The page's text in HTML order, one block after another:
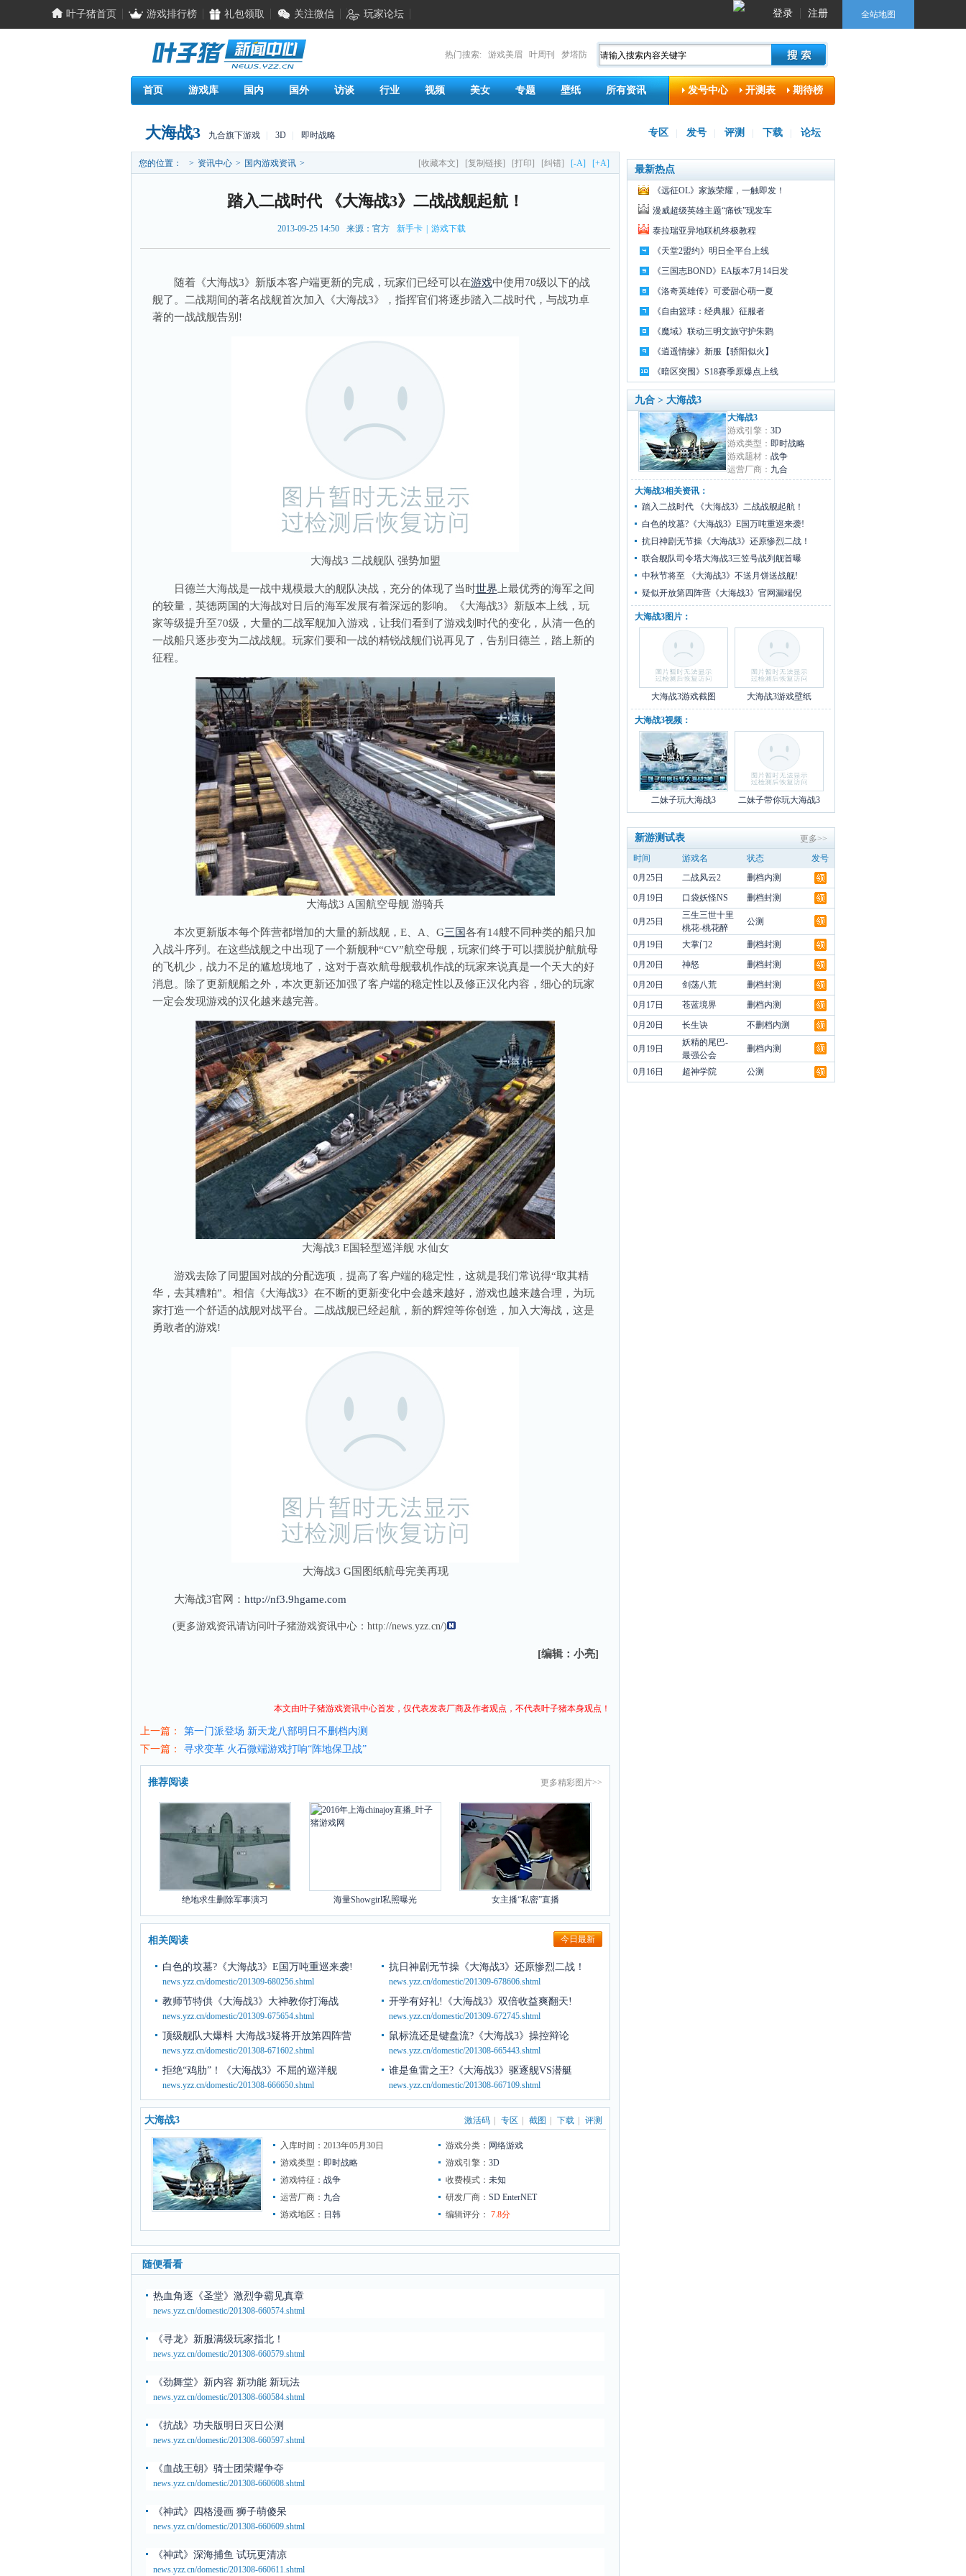
叶子猪首页 游戏排行榜 礼包领取 关注微信 玩家论坛 登录 注册 全站地图
热门搜索: 游戏美眉 叶周刊 梦塔防
首页 游戏库 国内 国外 访谈 行业 视频 美女 专题 壁纸 所有资讯 发号中心 开测表 期待榜
大海战3 九合旗下游戏 3D 即时战略 专区 发号 评测 下载 论坛
您的位置： > 资讯中心 > 国内游戏资讯 > [收藏本文] [复制链接] [打印] [纠错] [-A] [+A]
踏入二战时代 《大海战3》二战战舰起航！
2013-09-25 14:50 来源：官方 新手卡 游戏下载
随着《大海战3》新版本客户端更新的完成，玩家们已经可以在游戏中使用70级以下的战
舰了。二战期间的著名战舰首次加入《大海战3》，指挥官们将逐步踏入二战时代，与战功卓
著的一战战舰告别!
大海战3 二战舰队 强势加盟
日德兰大海战是一战中规模最大的舰队决战，充分的体现了当时世界 上最优秀的海军之间
的较量，英德两国的大海战对日后的海军发展有着深远的影响。《大海战3》新版本上线，玩
家等级提升至70级，大量的二战军舰加入游戏，让我们看到了游戏划时代的变化，从清一色的
一战船只逐步变为二战战舰。玩家们要和一战的精锐战舰们说再见了，告别日德兰，踏上新的
征程。
大海战3 A国航空母舰 游骑兵
本次更新版本每个阵营都增加的大量的新战舰，E、A、G三国各有14艘不同种类的船只加
入战斗序列。在这些战舰之中出现了一个新舰种“CV”航空母舰，玩家们终于可以摆脱护航航母
的飞机少，战力不足的尴尬境地了，这对于喜欢航母舰载机作战的玩家来说真是一个天大的好
消息。除了更新舰船之外，本次更新还加强了客户端的稳定性以及修正汉化内容，细心的玩家
一定会发现游戏的汉化越来越完善。
大海战3 E国轻型巡洋舰 水仙女
游戏去除了同盟国对战的分配选项，提高了客户端的稳定性，这就是我们常说得“取其精
华，去其糟粕”。相信《大海战3》在不断的更新变化中会越来越好，游戏也越来越合理，为玩
家打造一个舒适的战舰对战平台。二战战舰已经起航，新的辉煌等你创造，加入大海战，这是
勇敢者的游戏!
大海战3 G国图纸航母完美再现
大海战3官网： http://nf3.9hgame.com
(更多游戏资讯请访问叶子猪游戏资讯中心： http://news.yzz.cn/)
[编辑：小亮]
本文由叶子猪游戏资讯中心首发，仅代表发表厂商及作者观点，不代表叶子猪本身观点！
上一篇：
第一门派登场 新天龙八部明日不删档内测
下一篇：
寻求变革 火石微端游戏打响“阵地保卫战”
推荐阅读 更多精彩图片>>
绝地求生删除军事演习 海量Showgirl私照曝光 女主播“私密”直播
相关阅读 今日最新
白色的坟墓?《大海战3》E国万吨重巡来袭!
news.yzz.cn/domestic/201309-680256.shtml
抗日神剧无节操《大海战3》还原惨烈二战！
news.yzz.cn/domestic/201309-678606.shtml
教师节特供《大海战3》大神教你打海战
news.yzz.cn/domestic/201309-675654.shtml
开学有好礼!《大海战3》双倍收益爽翻天!
news.yzz.cn/domestic/201309-672745.shtml
顶级舰队大爆料 大海战3疑将开放第四阵营
news.yzz.cn/domestic/201308-671602.shtml
鼠标流还是键盘流?《大海战3》操控辩论
news.yzz.cn/domestic/201308-665443.shtml
拒绝“鸡肋”！《大海战3》不屈的巡洋舰
news.yzz.cn/domestic/201308-666650.shtml
谁是鱼雷之王?《大海战3》驱逐舰VS潜艇
news.yzz.cn/domestic/201308-667109.shtml
大海战3 激活码 专区 截图 下载 评测
入库时间：2013年05月30日 游戏分类： 网络游戏
游戏类型： 即时战略 游戏引擎： 3D
游戏特征： 战争 收费模式： 未知
运营厂商： 九合 研发厂商： SD EnterNET
游戏地区： 日韩 编辑评分： 7.8分
随便看看
热血角逐《圣堂》激烈争霸见真章
news.yzz.cn/domestic/201308-660574.shtml
《寻龙》新服满级玩家指北！
news.yzz.cn/domestic/201308-660579.shtml
《劲舞堂》新内容 新功能 新玩法
news.yzz.cn/domestic/201308-660584.shtml
《抗战》功夫版明日灭日公测
news.yzz.cn/domestic/201308-660597.shtml
《血战王朝》骑士团荣耀争夺
news.yzz.cn/domestic/201308-660608.shtml
《神武》四格漫画 狮子萌傻呆
news.yzz.cn/domestic/201308-660609.shtml
《神武》深海捕鱼 试玩更清凉
news.yzz.cn/domestic/201308-660611.shtml
最新热点
《远征OL》家族荣耀，一触即发！
漫威超级英雄主题“痛铁”现发车
泰拉瑞亚异地联机终极教程
《天堂2盟约》明日全平台上线
《三国志BOND》EA版本7月14日发
《洛奇英雄传》可爱甜心萌一夏
《自由篮球：经典服》征服者
《魔域》联动三明文旅守护朱鹮
《逍遥情缘》新服【骄阳似火】
《暗区突围》S18赛季原爆点上线
九合 > 大海战3
大海战3
游戏引擎： 3D
游戏类型： 即时战略
游戏题材： 战争
运营厂商： 九合
大海战3相关资讯：
踏入二战时代 《大海战3》二战战舰起航！
白色的坟墓?《大海战3》E国万吨重巡来袭!
抗日神剧无节操《大海战3》还原惨烈二战！
联合舰队司令塔大海战3三笠号战列舰首曝
中秋节将至 《大海战3》不送月饼送战舰!
疑似开放第四阵营《大海战3》官网漏端倪
大海战3图片：
大海战3游戏截图 大海战3游戏壁纸
大海战3视频：
二妹子玩大海战3 二妹子带你玩大海战3
新游测试表
更多>>
时间
游戏名 状态
发号
0月25日
二战风云2 删档内测
0月19日 口袋妖怪NS 删档封测
0月25日
三生三世十里
桃花-桃花醉
公测
0月19日 大掌门2 删档封测
0月20日 神怒 删档封测
0月20日 剑荡八荒 删档封测
0月17日 苍蓝境界 删档内测
0月20日 长生诀 不删档内测
0月19日
妖精的尾巴-
最强公会
删档内测
0月16日 超神学院 公测